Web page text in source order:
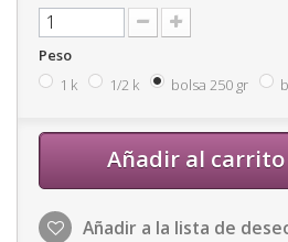
Peso
1 k
1/2 k bolsa 250 gr
Añadir al carrito
Añadir a la lista de